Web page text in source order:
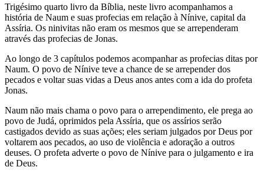
Trigésimo quarto livro da Bíblia, neste livro acompanhamos a
história de Naum e suas profecias em relação à Nínive, capital da
Assíria. Os ninivitas não eram os mesmos que se arrependeram
através das profecias de Jonas.
Ao longo de 3 capítulos podemos acompanhar as profecias ditas por
Naum. O povo de Nínive teve a chance de se arrepender dos
pecados e voltar suas vidas a Deus anos antes com a ida do profeta
Jonas.
Naum não mais chama o povo para o arrependimento, ele prega ao
povo de Judá, oprimidos pela Assíria, que os assírios serão
castigados devido as suas ações; eles seriam julgados por Deus por
voltarem aos pecados, ao uso de violência e adoração a outros
deuses. O profeta adverte o povo de Nínive para o julgamento e ira
de Deus.